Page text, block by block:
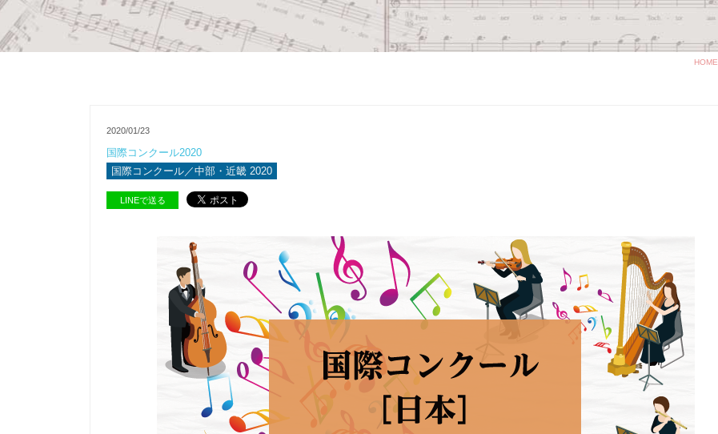
HOME
2020/01/23
国際コンクール2020
国際コンクール／中部・近畿 2020
LINEで送る